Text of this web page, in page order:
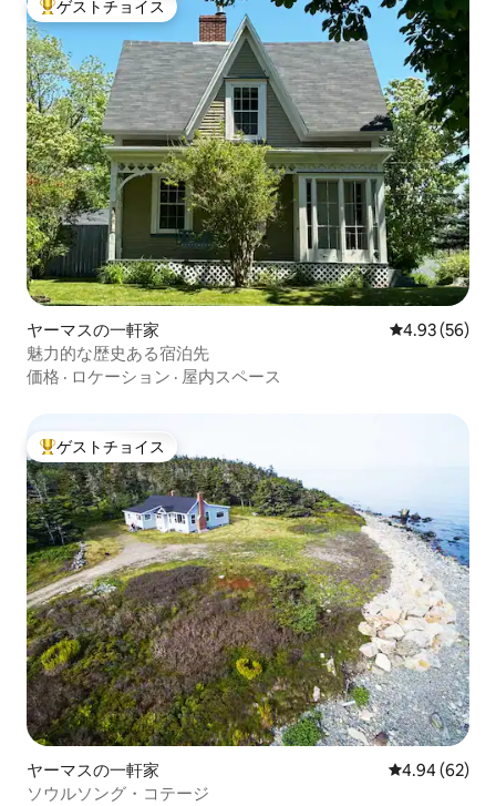
大好評のゲストチョイスです。
ゲストチョイス
ヤーマスの一軒家 レビュー56
4.93 (56)
魅力的な歴史ある宿泊先
価格 · ロケーション · 屋内スペース
大好評のゲストチョイスです。
ゲストチョイス
ヤーマスの一軒家 レビュー62
4.94 (62)
ソウルソング・コテージ